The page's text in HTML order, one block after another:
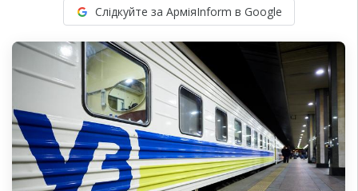
Слідкуйте за АрміяInform в Google